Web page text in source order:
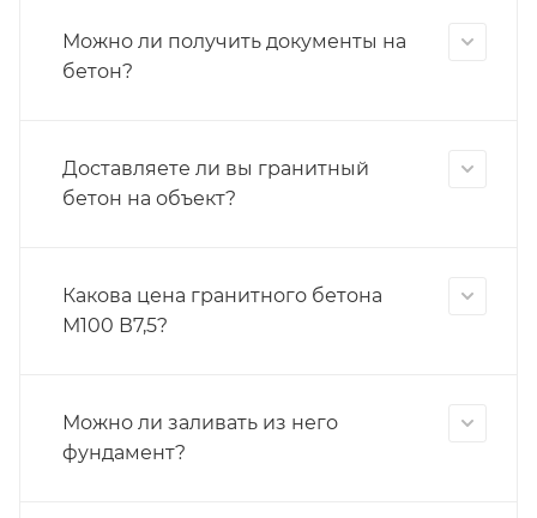
Можно ли получить документы на
бетон?
Доставляете ли вы гранитный
бетон на объект?
Какова цена гранитного бетона
М100 В7,5?
Можно ли заливать из него
фундамент?